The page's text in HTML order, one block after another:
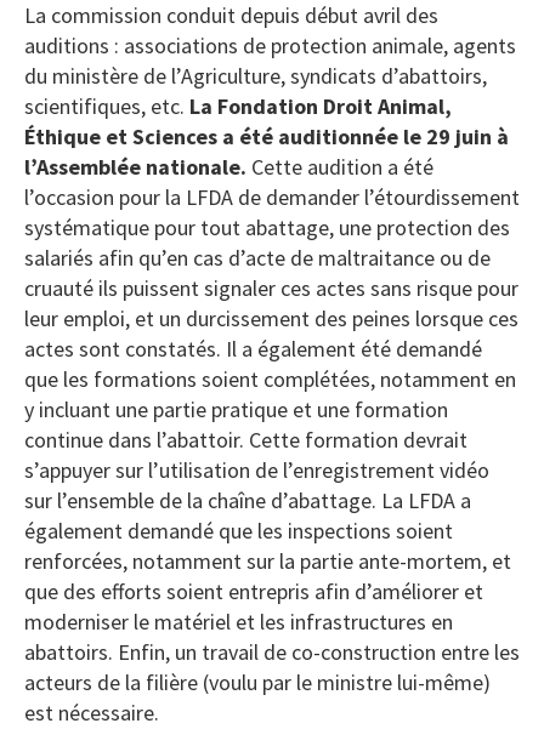
La commission conduit depuis début avril des
auditions : associations de protection animale, agents
du ministère de l’Agriculture, syndicats d’abattoirs,
scientifiques, etc. La Fondation Droit Animal,
Éthique et Sciences a été auditionnée le 29 juin à
l’Assemblée nationale. Cette audition a été
l’occasion pour la LFDA de demander l’étourdissement
systématique pour tout abattage, une protection des
salariés afin qu’en cas d’acte de maltraitance ou de
cruauté ils puissent signaler ces actes sans risque pour
leur emploi, et un durcissement des peines lorsque ces
actes sont constatés. Il a également été demandé
que les formations soient complétées, notamment en
y incluant une partie pratique et une formation
continue dans l’abattoir. Cette formation devrait
s’appuyer sur l’utilisation de l’enregistrement vidéo
sur l’ensemble de la chaîne d’abattage. La LFDA a
également demandé que les inspections soient
renforcées, notamment sur la partie ante-mortem, et
que des efforts soient entrepris afin d’améliorer et
moderniser le matériel et les infrastructures en
abattoirs. Enfin, un travail de co-construction entre les
acteurs de la filière (voulu par le ministre lui-même)
est nécessaire.